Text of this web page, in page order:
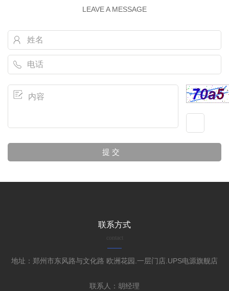
LEAVE A MESSAGE
联系方式
contact
地址：郑州市东风路与文化路 欧洲花园.一层门店.UPS电源旗舰店
联系人：胡经理